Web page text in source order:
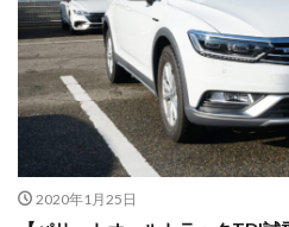
2020年1月25日